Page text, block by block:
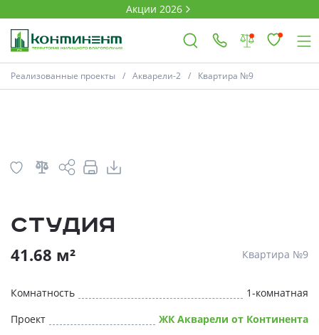
Акции 2026
Акции
Новости
Выбор недвижимости
Реализованные проекты Акварели-2 Квартира №9
Студия
41.68 м² Квартира №9
Комнатность
1-комнатная
Проект
ЖК Акварели от Континента
План Комнатность